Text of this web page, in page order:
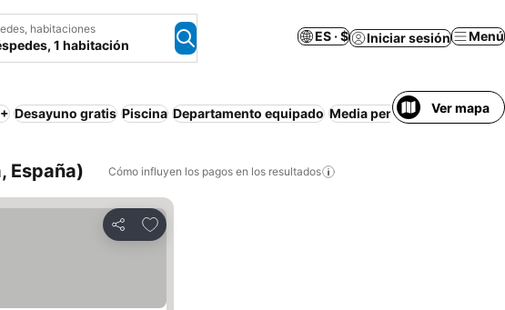
habitaciones
1 habitación
ES · $ Iniciar sesión Menú
Desayuno gratis Piscina Departamento equipado Media pensión Casa o
Ver mapa
España) Cómo influyen los pagos en los resultados
Compartir
Añadir a favoritos